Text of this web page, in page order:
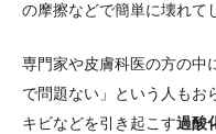
の摩擦などで簡単に壊れて
専門家や皮膚科医の方の中
で問題ない」という人もお
キビなどを引き起こす過酸